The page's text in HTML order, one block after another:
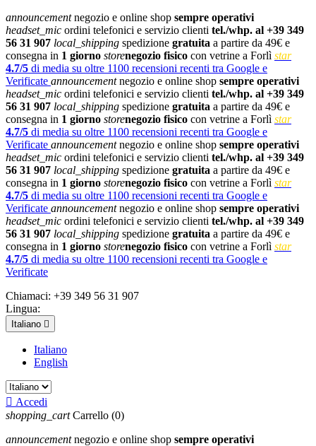
announcementnegozio e online shop sempre operativi
headset_mic ordini telefonici e servizio clienti tel./whp. al +39 349
56 31 907 local_shipping spedizione gratuita a partire da 49€ e
consegna in 1 giorno storenegozio fisico con vetrine a Forlì star
4.7/5 di media su oltre 1100 recensioni recenti tra Google e
Verificate announcementnegozio e online shop sempre operativi
headset_mic ordini telefonici e servizio clienti tel./whp. al +39 349
56 31 907 local_shipping spedizione gratuita a partire da 49€ e
consegna in 1 giorno storenegozio fisico con vetrine a Forlì star
4.7/5 di media su oltre 1100 recensioni recenti tra Google e
Verificate announcementnegozio e online shop sempre operativi
headset_mic ordini telefonici e servizio clienti tel./whp. al +39 349
56 31 907 local_shipping spedizione gratuita a partire da 49€ e
consegna in 1 giorno storenegozio fisico con vetrine a Forlì star
4.7/5 di media su oltre 1100 recensioni recenti tra Google e
Verificate announcementnegozio e online shop sempre operativi
headset_mic ordini telefonici e servizio clienti tel./whp. al +39 349
56 31 907 local_shipping spedizione gratuita a partire da 49€ e
consegna in 1 giorno storenegozio fisico con vetrine a Forlì star
4.7/5 di media su oltre 1100 recensioni recenti tra Google e
Verificate
Chiamaci: +39 349 56 31 907
Lingua:
Italiano 
Italiano
English
 Accedi
shopping_cart Carrello (0)
announcementnegozio e online shop sempre operativi